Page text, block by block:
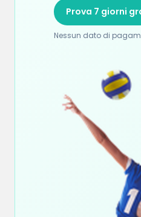
Prova 7 giorni
Nessun dato di